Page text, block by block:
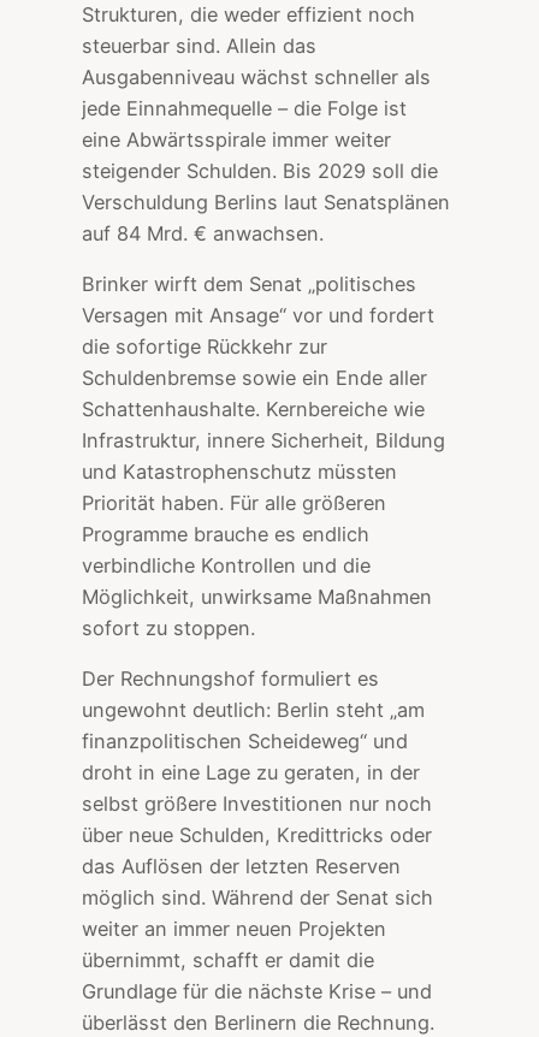
Strukturen, die weder effizient noch
steuerbar sind. Allein das
Ausgabenniveau wächst schneller als
jede Einnahmequelle – die Folge ist
eine Abwärtsspirale immer weiter
steigender Schulden. Bis 2029 soll die
Verschuldung Berlins laut Senatsplänen
auf 84 Mrd. € anwachsen.
Brinker wirft dem Senat „politisches
Versagen mit Ansage“ vor und fordert
die sofortige Rückkehr zur
Schuldenbremse sowie ein Ende aller
Schattenhaushalte. Kernbereiche wie
Infrastruktur, innere Sicherheit, Bildung
und Katastrophenschutz müssten
Priorität haben. Für alle größeren
Programme brauche es endlich
verbindliche Kontrollen und die
Möglichkeit, unwirksame Maßnahmen
sofort zu stoppen.
Der Rechnungshof formuliert es
ungewohnt deutlich: Berlin steht „am
finanzpolitischen Scheideweg“ und
droht in eine Lage zu geraten, in der
selbst größere Investitionen nur noch
über neue Schulden, Kredittricks oder
das Auflösen der letzten Reserven
möglich sind. Während der Senat sich
weiter an immer neuen Projekten
übernimmt, schafft er damit die
Grundlage für die nächste Krise – und
überlässt den Berlinern die Rechnung.